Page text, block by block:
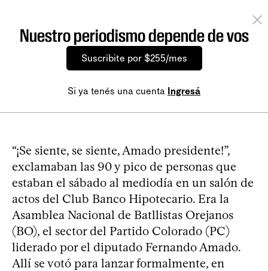
Nuestro periodismo depende de vos
Suscribite por $255/mes
Si ya tenés una cuenta Ingresá
“¡Se siente, se siente, Amado presidente!”,
exclamaban las 90 y pico de personas que
estaban el sábado al mediodía en un salón de
actos del Club Banco Hipotecario. Era la
Asamblea Nacional de Batllistas Orejanos
(BO), el sector del Partido Colorado (PC)
liderado por el diputado Fernando Amado.
Allí se votó para lanzar formalmente, en